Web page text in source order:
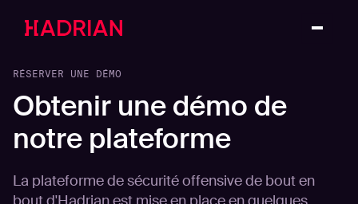
RÉSERVER UNE DÉMO
Obtenir une démo de
notre plateforme
La plateforme de sécurité offensive de bout en